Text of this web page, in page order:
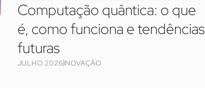
Computação quântica: o que
é, como funciona e tendências
futuras
JULHO 2026INOVAÇÃO